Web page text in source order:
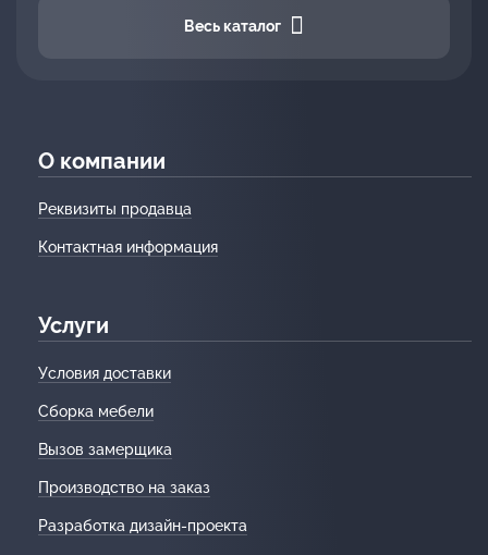
Весь каталог
О компании
Реквизиты продавца
Контактная информация
Услуги
Условия доставки
Сборка мебели
Вызов замерщика
Производство на заказ
Разработка дизайн-проекта